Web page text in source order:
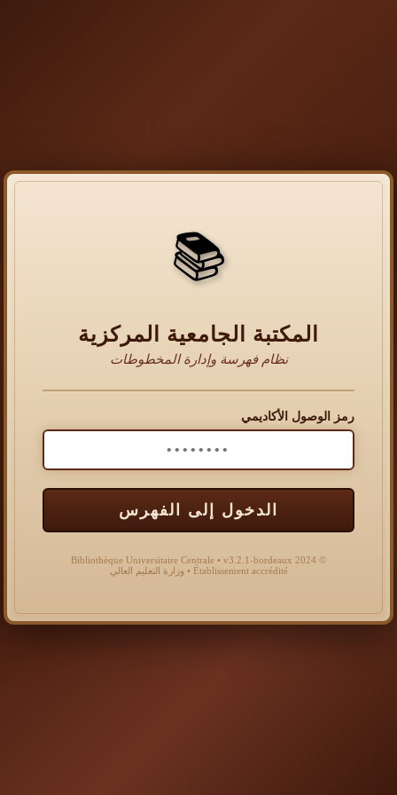
📚
المكتبة الجامعية المركزية
نظام فهرسة وإدارة المخطوطات
رمز الوصول الأكاديمي
الدخول إلى الفهرس
© 2024 Bibliothèque Universitaire Centrale • v3.2.1-bordeaux
Établissement accrédité • وزارة التعليم العالي